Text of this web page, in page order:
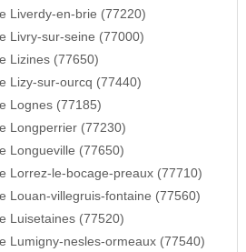
Liverdy-en-brie (77220)
Livry-sur-seine (77000)
Lizines (77650)
Lizy-sur-ourcq (77440)
Lognes (77185)
Longperrier (77230)
Longueville (77650)
Lorrez-le-bocage-preaux (77710)
Louan-villegruis-fontaine (77560)
Luisetaines (77520)
Lumigny-nesles-ormeaux (77540)